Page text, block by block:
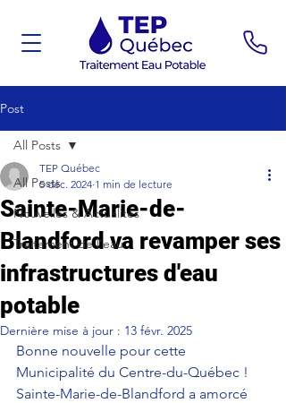
Post
All Posts
Nouvelles & Actualités
Traitement de l'eau
All Posts
Sainte-Marie-de-
Blandford va revamper ses
infrastructures d'eau
potable
TEP Québec
5 déc. 2024 1 min de lecture
Dernière mise à jour : 13 févr. 2025
Bonne nouvelle pour cette
Municipalité du Centre-du-Québec !
Sainte-Marie-de-Blandford a amorcé